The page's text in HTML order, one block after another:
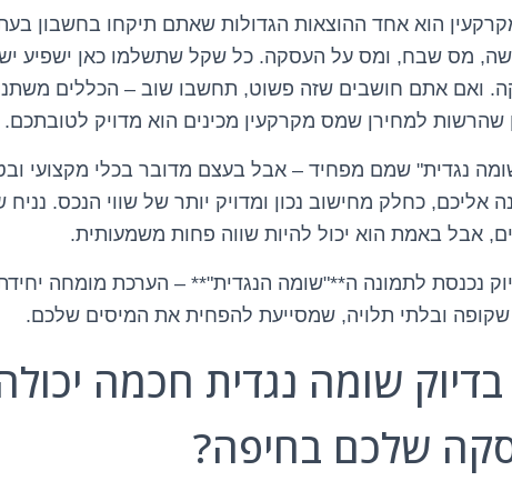
הוא אחד ההוצאות הגדולות שאתם תיקחו בחשבון
מס שבח, ומס על העסקה. כל שקל שתשלמו כאן ישפיע
ואם אתם חושבים שזה פשוט, תחשבו שוב – הכללים
שהרשות למחירן שמס מקרקעין מכינים הוא מדויק לטובתכם.
נגדית" שמם מפחיד – אבל בעצם מדובר בכלי מקצועי
אליכם, כחלק מחישוב נכון ומדויק יותר של שווי הנכס.
נכנסת לתמונה ה**"שומה הנגדית"** – הערכת מומחה
ובלתי תלויה, שמסייעת להפחית את המיסים שלכם.
בדיוק שומה נגדית חכמה
שלכם בחיפה?